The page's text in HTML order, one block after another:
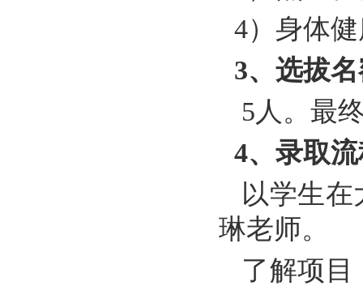
4） 身体
3、选拔
5人。 最
4、录取
以学生
琳老师。
了解项